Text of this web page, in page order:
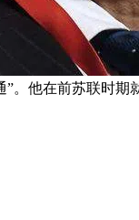
。他在前苏联时